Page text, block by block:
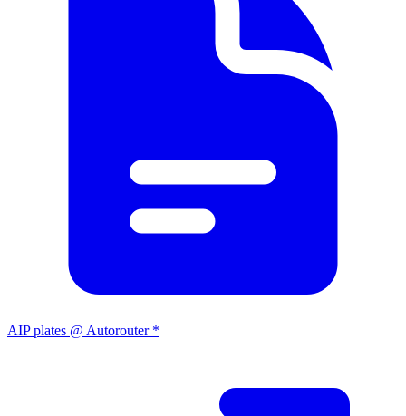
AIP plates @ Autorouter *